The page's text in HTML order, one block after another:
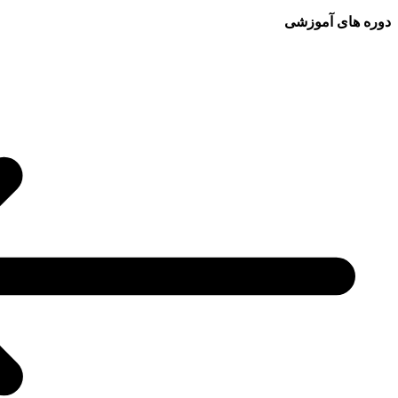
دوره های آموزشی